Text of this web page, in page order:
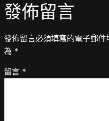
發佈留言
發佈留言必須填寫的電子郵件
為 *
留言 *